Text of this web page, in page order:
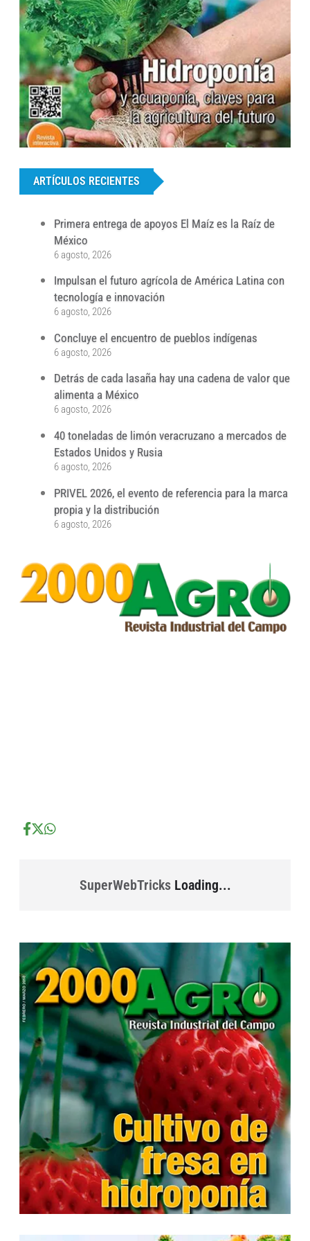
ARTÍCULOS RECIENTES
Primera entrega de apoyos El Maíz es la Raíz de
México
6 agosto, 2026
Impulsan el futuro agrícola de América Latina con
tecnología e innovación
6 agosto, 2026
Concluye el encuentro de pueblos indígenas
6 agosto, 2026
Detrás de cada lasaña hay una cadena de valor que
alimenta a México
6 agosto, 2026
40 toneladas de limón veracruzano a mercados de
Estados Unidos y Rusia
6 agosto, 2026
PRIVEL 2026, el evento de referencia para la marca
propia y la distribución
6 agosto, 2026
SuperWebTricksLoading...